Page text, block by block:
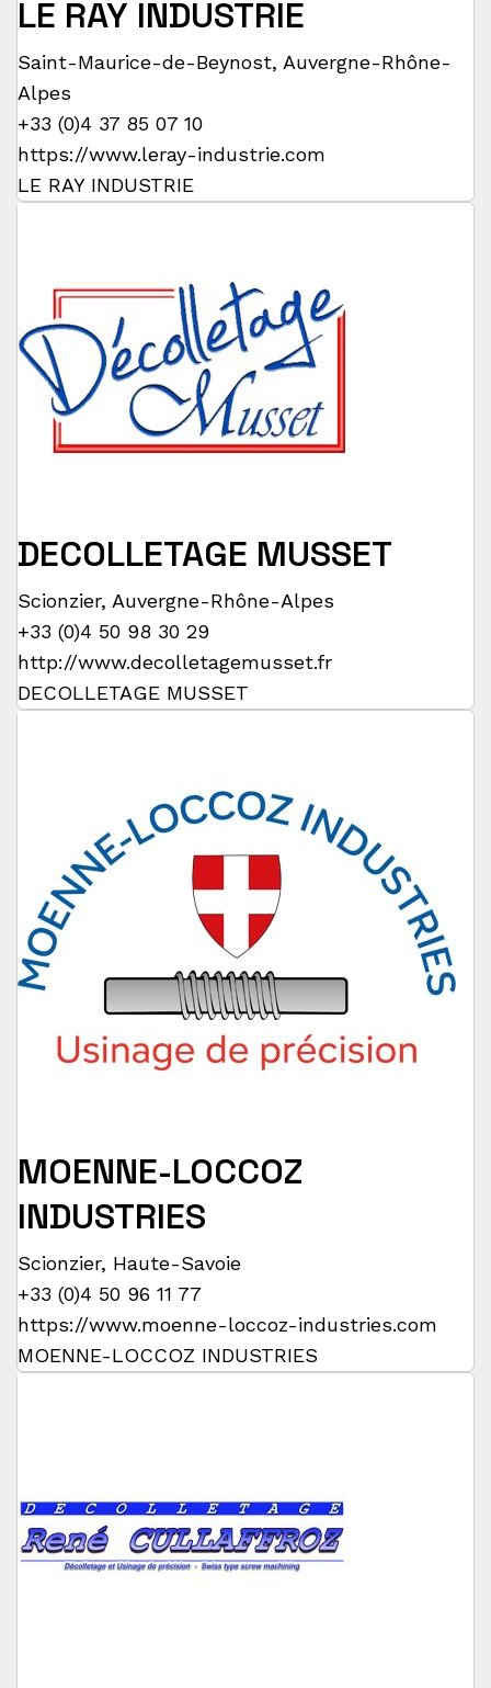
LE RAY INDUSTRIE
Saint-Maurice-de-Beynost, Auvergne-Rhône-
Alpes
+33 (0)4 37 85 07 10
https://www.leray-industrie.com
LE RAY INDUSTRIE
DECOLLETAGE MUSSET
Scionzier, Auvergne-Rhône-Alpes
+33 (0)4 50 98 30 29
http://www.decolletagemusset.fr
DECOLLETAGE MUSSET
MOENNE-LOCCOZ
INDUSTRIES
Scionzier, Haute-Savoie
+33 (0)4 50 96 11 77
https://www.moenne-loccoz-industries.com
MOENNE-LOCCOZ INDUSTRIES